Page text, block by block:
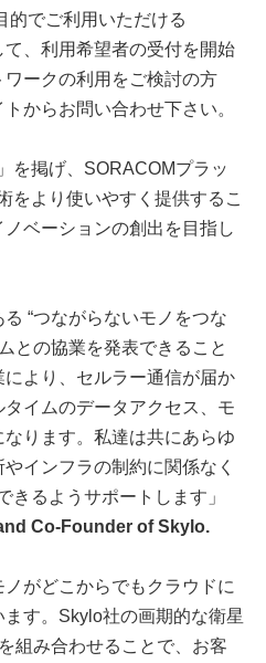
的でご利用いただける
、利用希望者の受付を開始
ークの利用をご検討の方
からお問い合わせ下さい。
を掲げ、SORACOMプラッ
をより使いやすく提供するこ
ベーションの創出を目指し
“つながらないモノをつな
との協業を発表できること
より、セルラー通信が届か
イムのデータアクセス、モ
ります。私達は共にあらゆ
インフラの制約に関係なく
きるようサポートします」
Co-Founder of Skylo.
ノがどこからでもクラウドに
す。Skylo社の画期的な衛星
組み合わせることで、お客